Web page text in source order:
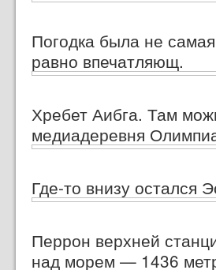
Погодка была не
равно впечатляющ.
Хребет Аибга. Там
медиадеревня
Где-то внизу остался
Перрон верхней
над морем — 1436